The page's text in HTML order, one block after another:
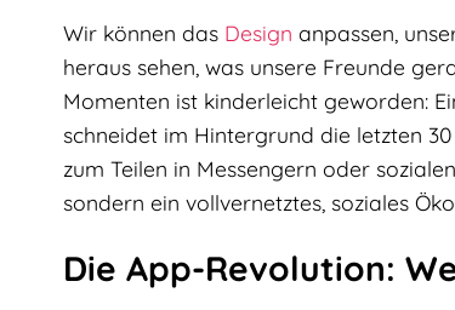
Wir können das Design anpassen,
heraus sehen, was unsere Freunde
Momenten ist kinderleicht geworden:
schneidet im Hintergrund die letzten
zum Teilen in Messengern oder
sondern ein vollvernetztes, soziales
Die App-Revolution: